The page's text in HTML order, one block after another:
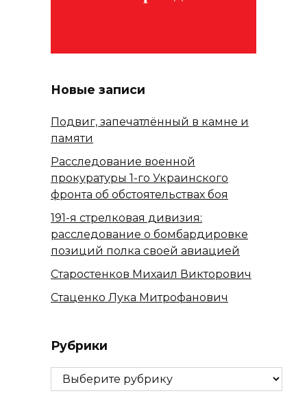
Новые записи
Подвиг, запечатлённый в камне и
памяти
Расследование военной
прокуратуры 1-го Украинского
фронта об обстоятельствах боя
191-я стрелковая дивизия:
расследование о бомбардировке
позиций полка своей авиацией
Старостенков Михаил Викторович
Стаценко Лука Митрофанович
Рубрики
Рубрики